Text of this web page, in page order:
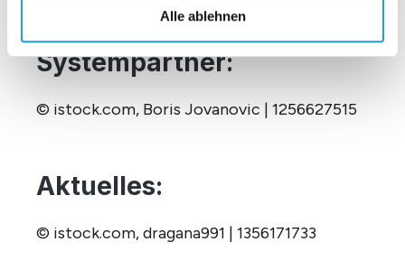
Alle ablehnen
Systempartner:
© istock.com, Boris Jovanovic | 1256627515
Aktuelles:
© istock.com, dragana991 | 1356171733